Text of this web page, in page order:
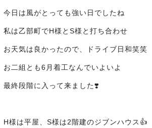
今日は風がとっても強い日でしたね
私は乙部町でH様とS様と打ち合わせ
お天気は良かったので、ドライブ日和笑笑
お二組とも6月着工なんでいよいよ
最終段階に入って来ました❣️
H様は平屋、S様は2階建のジブンハウス👍